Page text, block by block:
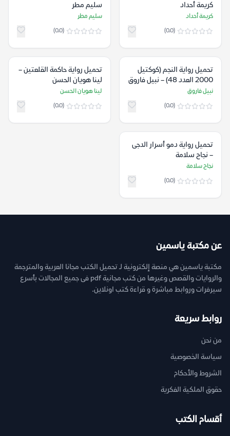
كريمة أحداد
كريمة أحداد
(0.0)
سليم مطر
سليم مطر
(0.0)
تحميل رواية النجم (كوكتيل
2000 العدد 48) – نبيل فاروق
نبيل فاروق
(0.0)
تحميل رواية حاكمة القلعتين –
لينا هويان الحسن
لينا هويان الحسن
(0.0)
تحميل رواية دمو أسرار الدجى
– نجاح سلامة
نجاح سلامة
(0.0)
عن مكتبة ياسمين
مكتبة ياسمين هي منصة إلكترونية لـ تحميل الكتب مجانا العربية والمترجمة
والروايات والقصص وغيرها من كتب مجانية pdf فى جميع المجالات بأسرع
سيرفرات وروابط مباشرة و قراءة كتب اونلاين.
روابط سريعة
من نحن
سياسة الخصوصية
الشروط والأحكام
حقوق الملكية الفكرية
أقسام الكتب